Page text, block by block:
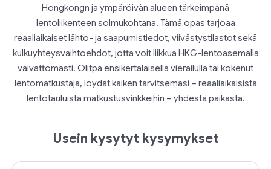
Hongkongn ja ympäröivän alueen tärkeimpänä
lentoliikenteen solmukohtana. Tämä opas tarjoaa
reaaliaikaiset lähtö- ja saapumistiedot, viivästystilastot sekä
kulkuyhteysvaihtoehdot, jotta voit liikkua HKG-lentoasemalla
vaivattomasti. Olitpa ensikertalaisella vierailulla tai kokenut
lentomatkustaja, löydät kaiken tarvitsemasi – reaaliaikaisista
lentotauluista matkustusvinkkeihin – yhdestä paikasta.
Usein kysytyt kysymykset